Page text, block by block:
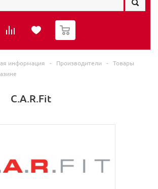
0
информация - Производители -
Товары
C.A.R.Fit